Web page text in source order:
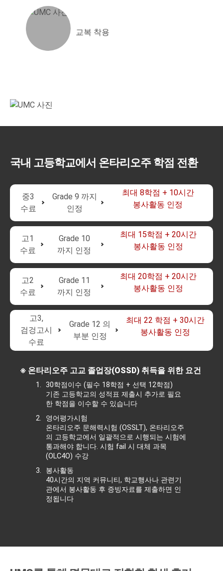
교복 착용
국내 고등학교에서 온타리오주 학점 전환
중3
수료
Grade 9 까지
인정
최대 8학점 + 10시간
봉사활동 인정
고1
수료
Grade 10
까지 인정
최대 15학점 + 20시간
봉사활동 인정
고2
수료
Grade 11
까지 인정
최대 20학점 + 20시간
봉사활동 인정
고3,
검겅고시
수료
Grade 12 의
부분 인정
최대 22 학점 + 30시간
봉사활동 인정
※ 온타리오주 고교 졸업장(OSSD) 취득을 위한 요건
1. 30학점이수 (필수 18학점 + 선택 12학점)
기존 고등학교의 성적표 제출시 추가로 필요
한 학점을 이수할 수 있습니다
2.
영어평가시험
온타리오주 문해력시험 (OSSLT), 온타리오주
의 고등학교에서 일괄적으로 시행되는 시험에
통과해야 합니다. 시험 fail 시 대체 과목
(OLC4O) 수강
3.
봉사활동
40시간의 지역 커뮤니티, 학교행사나 관련기
관에서 봉사활동 후 증빙자료를 제출하면 인
정됩니다